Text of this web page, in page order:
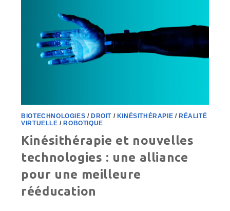
BIOTECHNOLOGIES /DROIT / KINÉSITHÉRAPIE /RÉALITÉ
VIRTUELLE /ROBOTIQUE
Kinésithérapie et nouvelles
technologies : une alliance
pour une meilleure
rééducation